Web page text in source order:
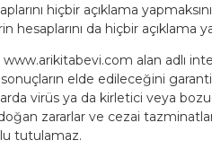
hiçbir açıklama
da hiçbir açıklama
alan adlı
sonuçların elde edileceğini
virüs ya da kirletici veya
zararlar ve cezai
tutulamaz.